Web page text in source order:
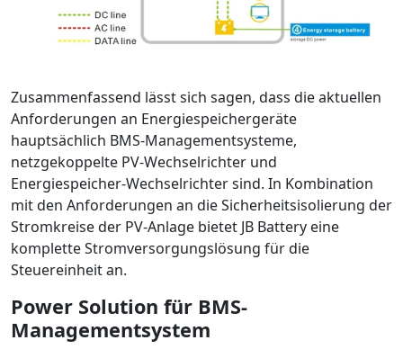
Zusammenfassend lässt sich sagen, dass die aktuellen
Anforderungen an Energiespeichergeräte
hauptsächlich BMS-Managementsysteme,
netzgekoppelte PV-Wechselrichter und
Energiespeicher-Wechselrichter sind. In Kombination
mit den Anforderungen an die Sicherheitsisolierung der
Stromkreise der PV-Anlage bietet JB Battery eine
komplette Stromversorgungslösung für die
Steuereinheit an.
Power Solution für BMS-
Managementsystem